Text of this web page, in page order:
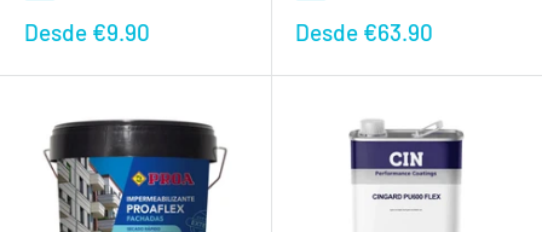
Preço
Desde €9.90
Preço
Desde €63.90